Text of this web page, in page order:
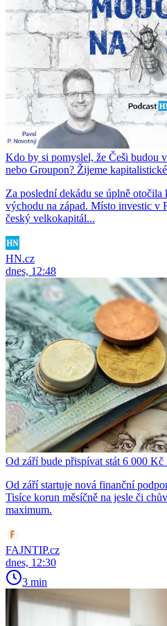
Kdo by si pomyslel, že Češi budou
nebo Groupon? Žijeme
Za poslední dekádu se úplně
východu na západ. Místo investic v
český velkokapitál...
HN.cz
dnes, 12:48
Od září bude přispívat stát 6 000
Od září startuje nová finanční
Tisíce korun měsíčně na jesle či
maximum.
FAJNTIP.cz
dnes, 12:30
3 min